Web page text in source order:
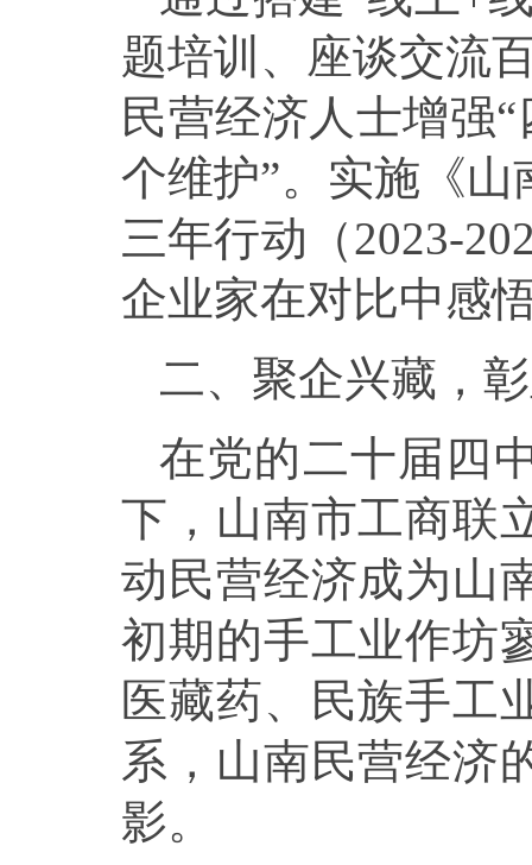
题培训、座谈交流
民营经济人士增强
个维护”。实施《
三年行动（2023-
企业家在对比中感
二、聚企兴藏，
在党的二十届四
下，山南市工商联
动民营经济成为山
初期的手工业作坊
医藏药、民族手工
系，山南民营经济
影。